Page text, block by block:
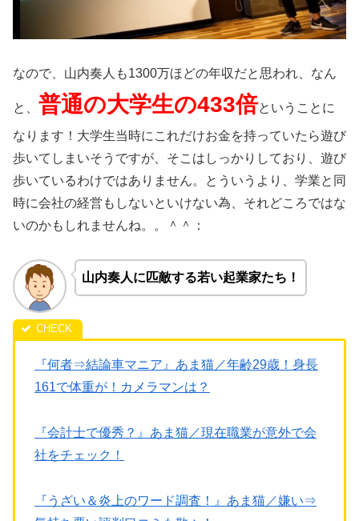
なので、山内奏人も1300万ほどの年収だと思われ、なん
と、 普通の大学生の433倍ということに
なります！大学生当時にこれだけお金を持っていたら遊び
歩いてしまいそうですが、そこはしっかりしており、遊び
歩いているわけではありません。とういうより、学業と同
時に会社の経営もしないといけない為、それどころではな
いのかもしれませんね。。＾＾：
山内奏人に匹敵する若い起業家たち！
『何者⇒結論車マニア』あま猫／年齢29歳！身長
161で体重が！カメラマンは？
『会計士で優秀？』あま猫／現在職業が意外で会
社をチェック！
『うざい＆炎上のワード調査！』あま猫／嫌い⇒